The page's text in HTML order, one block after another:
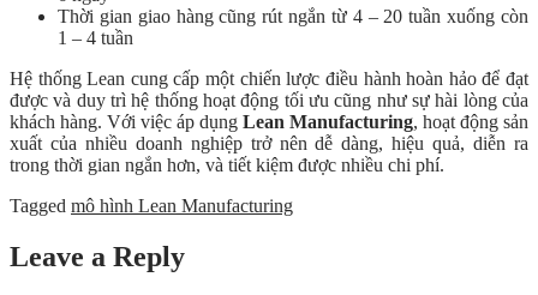
Thời gian giao hàng cũng rút ngắn từ 4 – 20 tuần xuống còn
1 – 4 tuần
Hệ thống Lean cung cấp một chiến lược điều hành hoàn hảo để đạt
được và duy trì hệ thống hoạt động tối ưu cũng như sự hài lòng của
khách hàng. Với việc áp dụng Lean Manufacturing, hoạt động sản
xuất của nhiều doanh nghiệp trở nên dễ dàng, hiệu quả, diễn ra
trong thời gian ngắn hơn, và tiết kiệm được nhiều chi phí.
Tagged mô hình Lean Manufacturing
Leave a Reply